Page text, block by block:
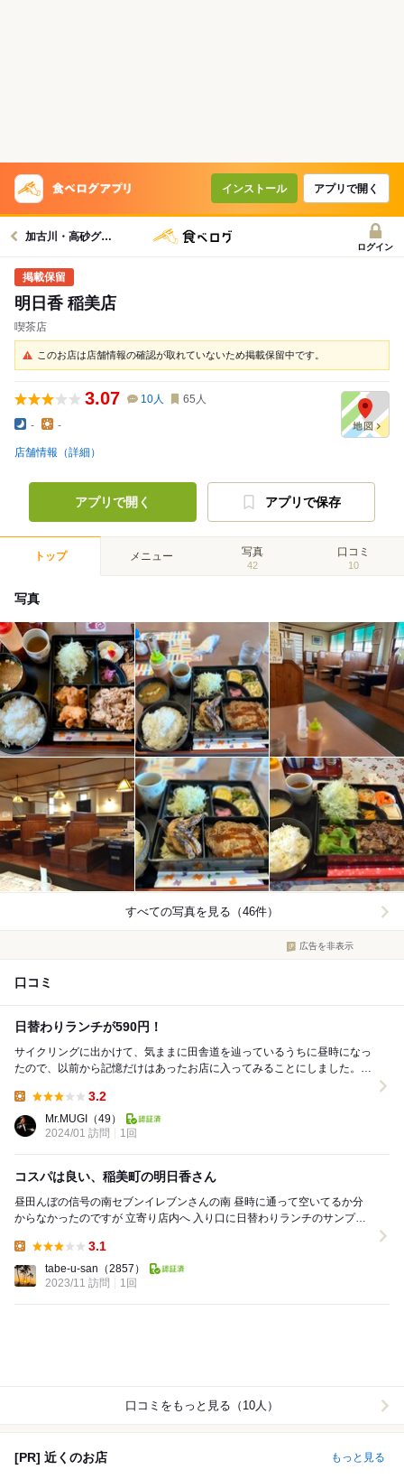
インストール アプリで開く
加古川・高砂グルメへ
ログイン
明日香 稲美店
喫茶店
このお店は店舗情報の確認が取れていないため掲載保留中です。
3.07 10人 65 人
- -
店舗情報（詳細）
アプリで開く アプリで保存
トップ メニュー 写真
42
口コミ
10
写真
すべての写真を見る（46件）
広告を非表示
口コミ
日替わりランチが590円！
サイクリングに出かけて、気ままに田舎道を辿っているうちに昼時になっ
たので、以前から記憶だけはあったお店に入ってみることにしました。
3.2
Mr.MUGI
（49）
2024/01 訪問
1回
コスパは良い、稲美町の明日香さん
昼田んぼの信号の南セブンイレブンさんの南 昼時に通って空いてるか分
からなかったのですが 立寄り店内へ 入り口に日替わりランチのサンプル
3.1
tabe-u-san （2857）
2023/11 訪問
1回
口コミをもっと見る（10人）
[PR] 近くのお店 もっと見る